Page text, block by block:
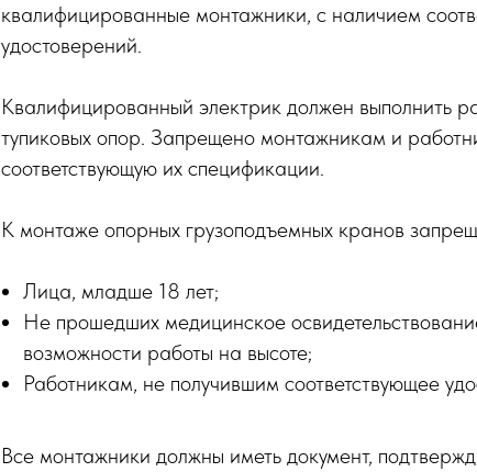
квалифицированные монтажники, с наличием
удостоверений.
Квалифицированный электрик должен выполнить
тупиковых опор. Запрещено монтажникам и
соответствующую их спецификации.
К монтаже опорных грузоподъемных кранов
Лица, младше 18 лет;
Не прошедших медицинское
возможности работы на высоте;
Работникам, не получившим соответствующее
Все монтажники должны иметь документ,